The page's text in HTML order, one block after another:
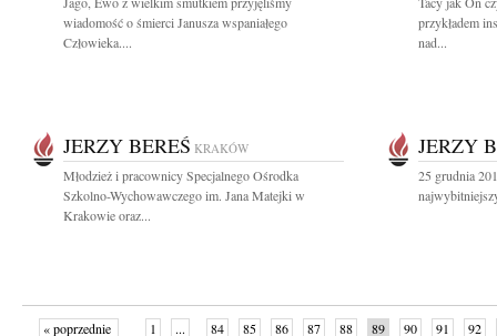
wiadomość o śmierci Janusza wspaniałego
Człowieka....
przykładem
nad...
JERZY BEREŚ KRAKÓW
Młodzież i pracownicy Specjalnego Ośrodka
Szkolno-Wychowawczego im. Jana Matejki w
Krakowie oraz...
JERZY
25 grudnia
« poprzednie 1 ... 84 85 86 87 88 89 90 91 92